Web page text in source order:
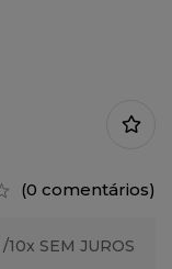
(0 comentários)
/10x SEM JUROS